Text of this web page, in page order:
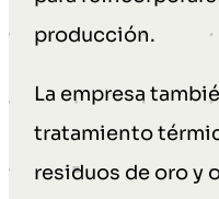
producción.
La empresa
tratamiento
residuos de oro y